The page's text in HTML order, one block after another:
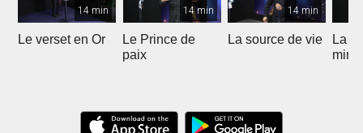
14 min
Le verset en Or
14 min
Le Prince de
paix
14 min
La source de vie
La